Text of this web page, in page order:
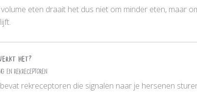
eten draait het dus niet om minder eten, maar
het?
en rekreceptoren
bevat rekreceptoren die signalen naar je hersenen